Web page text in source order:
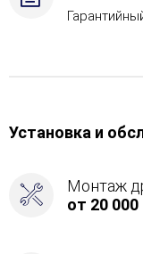
Установка и
Монтаж
от 20 000